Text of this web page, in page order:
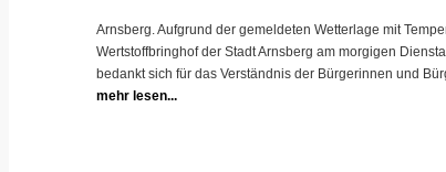
Arnsberg. Aufgrund der gemeldeten Wetterlage mit
Wertstoffbringhof der Stadt Arnsberg am morgigen
bedankt sich für das Verständnis der Bürgerinnen und
mehr lesen...